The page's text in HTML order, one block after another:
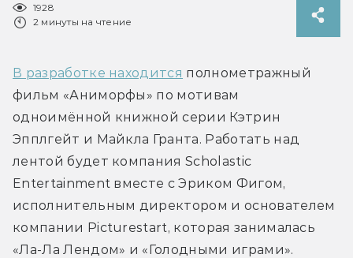
1928
2 минуты на чтение
В разработке находится полнометражный
фильм «Аниморфы» по мотивам
одноимённой книжной серии Кэтрин
Эпплгейт и Майкла Гранта. Работать над
лентой будет компания Scholastic
Entertainment вместе с Эриком Фигом,
исполнительным директором и основателем
компании Picturestart, которая занималась
«Ла-Ла Лендом» и «Голодными играми».